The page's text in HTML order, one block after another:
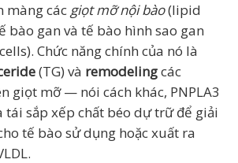
màng các giọt mỡ nội bào(lipid
bào gan và tế bào hình sao gan
Chức năng chính của nó là
(TG) và remodelingcác
giọt mỡ — nói cách khác, PNPLA3
tái sắp xếp chất béo dự trữ để giải
tế bào sử dụng hoặc xuất ra